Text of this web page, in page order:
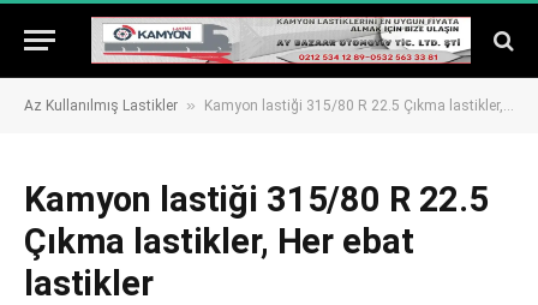
Az Kullanılmış Lastikler » Kamyon lastiği 315/80 R 22.5 Çıkma lastikler, Her ebat lastikler
Kamyon lastiği 315/80 R 22.5
Çıkma lastikler, Her ebat
lastikler